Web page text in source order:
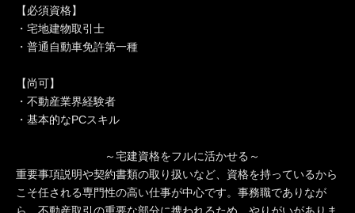
【必須資格】
・宅地建物取引士
・普通自動車免許第一種
【尚可】
・不動産業界経験者
・基本的なPCスキル
～宅建資格をフルに活かせる～
重要事項説明や契約書類の取り扱いなど、資格を持っているから
こそ任される専門性の高い仕事が中心です。事務職でありなが